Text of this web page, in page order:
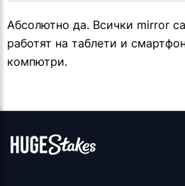
Абсолютно да. Всички mirror
работят на таблети и
компютри.